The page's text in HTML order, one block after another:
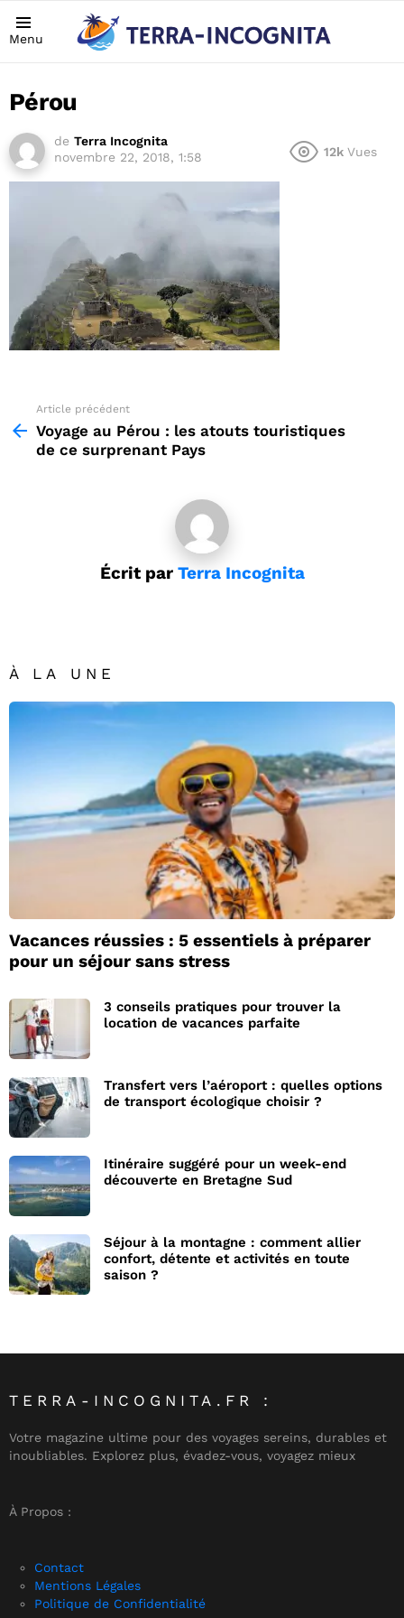
Menu
Pérou
de Terra Incognita
novembre 22, 2018, 1:58
12k Vues
more
Article précédent
Voyage au Pérou : les atouts touristiques
de ce surprenant Pays
Écrit par Terra Incognita
À LA UNE
Vacances réussies : 5 essentiels à préparer
pour un séjour sans stress
3 conseils pratiques pour trouver la
location de vacances parfaite
Transfert vers l’aéroport : quelles options
de transport écologique choisir ?
Itinéraire suggéré pour un week-end
découverte en Bretagne Sud
Séjour à la montagne : comment allier
confort, détente et activités en toute
saison ?
TERRA-INCOGNITA.FR :
Votre magazine ultime pour des voyages sereins, durables et
inoubliables. Explorez plus, évadez-vous, voyagez mieux
À Propos :
Contact
Mentions Légales
Politique de Confidentialité